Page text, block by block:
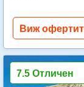
Виж
7.5 Отличен